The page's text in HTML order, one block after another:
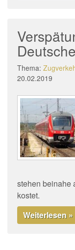
Thema:
20.02.2019
stehen beinahe
kostet.
Weiterlesen »